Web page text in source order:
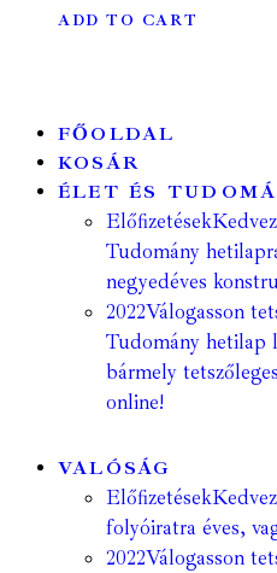
ADD TO CART
FŐOLDAL
KOSÁR
ÉLET ÉS
Előfizetések
Tudomány
negyedéves
2022Válogasson
Tudomány hetilap
bármely
online!
VALÓSÁG
Előfizetések
folyóiratra éves,
2022Válogasson